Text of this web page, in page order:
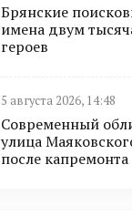
Брянские
имена двум
героев
5 августа 2026, 14:48
Современный
улица
после капремонта